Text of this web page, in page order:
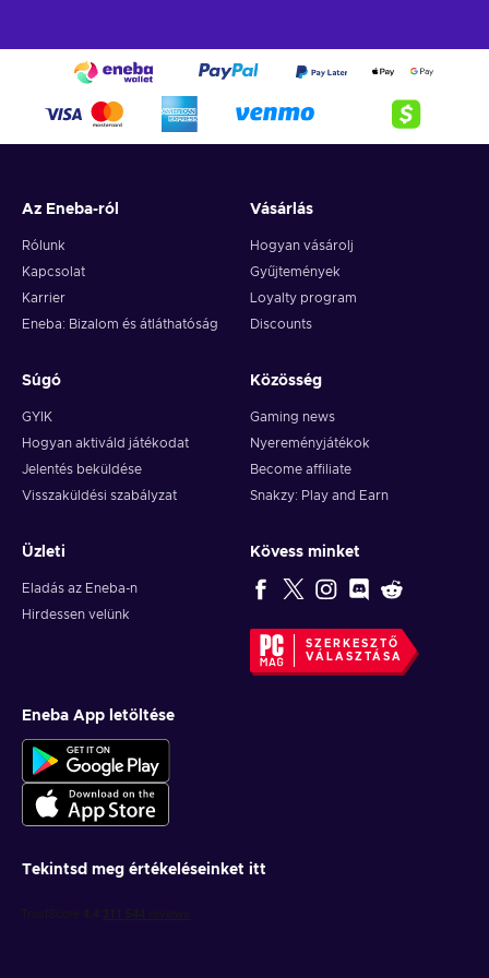
Az Eneba-ról
Rólunk
Kapcsolat
Karrier
Eneba: Bizalom és átláthatóság
Vásárlás
Hogyan vásárolj
Gyűjtemények
Loyalty program
Discounts
Súgó
GYIK
Hogyan aktiváld játékodat
Jelentés beküldése
Visszaküldési szabályzat
Közösség
Gaming news
Nyereményjátékok
Become affiliate
Snakzy: Play and Earn
Üzleti
Eladás az Eneba-n
Hirdessen velünk
Kövess minket
SZERKESZTŐ
VÁLASZTÁSA
Eneba App letöltése
Tekintsd meg értékeléseinket itt